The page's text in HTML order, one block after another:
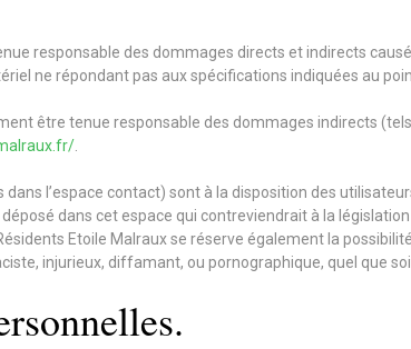
responsable des dommages directs et indirects
ne répondant pas aux spécifications indiquées au
être tenue responsable des dommages indirects
.
l’espace contact) sont à la disposition des
dans cet espace qui contreviendrait à la
Etoile Malraux se réserve également la
injurieux, diffamant, ou pornographique, quel que